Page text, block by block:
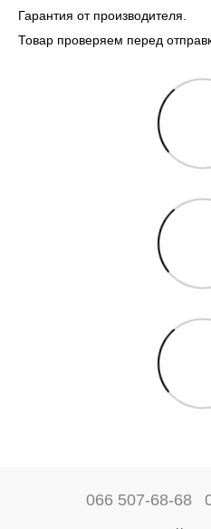
Гарантия от производителя.
Товар проверяем перед
066 507-68-68